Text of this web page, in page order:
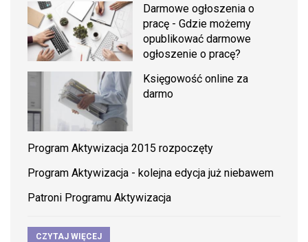
Darmowe ogłoszenia o
pracę - Gdzie możemy
opublikować darmowe
ogłoszenie o pracę?
Księgowość online za
darmo
Program Aktywizacja 2015 rozpoczęty
Program Aktywizacja - kolejna edycja już niebawem
Patroni Programu Aktywizacja
CZYTAJ WIĘCEJ